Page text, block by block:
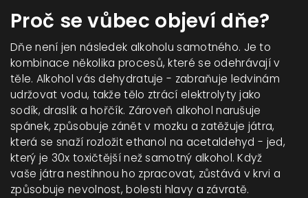
Proč se vůbec objeví dňe?
Dňe není jen následek alkoholu samotného. Je to
kombinace několika procesů, které se odehrávají v
těle. Alkohol vás dehydratuje - zabraňuje ledvinám
udržovat vodu, takže tělo ztrácí elektrolyty jako
sodík, draslík a hořčík. Zároveň alkohol narušuje
spánek, způsobuje zánět v mozku a zatěžuje játra,
která se snaží rozložit ethanol na acetaldehyd - jed,
který je 30x toxičtější než samotný alkohol. Když
vaše játra nestihnou ho zpracovat, zůstává v krvi a
způsobuje nevolnost, bolesti hlavy a závratě.